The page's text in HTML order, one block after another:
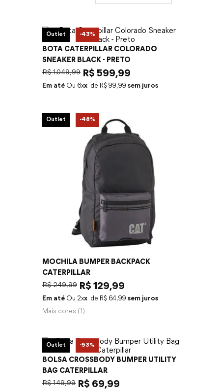
Outlet -43%
BOTA CATERPILLAR COLORADO
SNEAKER BLACK - PRETO
R$ 1.049,99 R$ 599,99
Em até 6 x R$ 99,99 sem juros
Outlet -48%
MOCHILA BUMPER BACKPACK
CATERPILLAR
R$ 249,99 R$ 129,99
Em até 2 x R$ 64,99 sem juros
Mais cores (1 )
Outlet -53%
BOLSA CROSSBODY BUMPER UTILITY
BAG CATERPILLAR
R$ 149,99 R$ 69,99